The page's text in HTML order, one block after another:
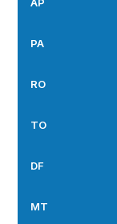
AP
PA
RO
TO
DF
MT